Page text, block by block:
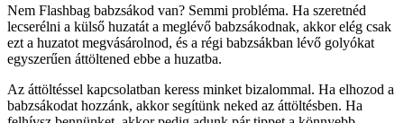
Nem Flashbag babzsákod van? Semmi probléma. Ha szeretnéd
lecserélni a külső huzatát a meglévő babzsákodnak, akkor elég csak
ezt a huzatot megvásárolnod, és a régi babzsákban lévő golyókat
egyszerűen áttöltened ebbe a huzatba.
Az áttöltéssel kapcsolatban keress minket bizalommal. Ha elhozod a
babzsákodat hozzánk, akkor segítünk neked az áttöltésben. Ha